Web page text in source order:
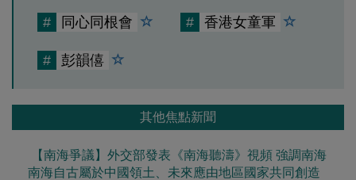
# 同心同根會 # 香港女童軍
# 彭韻僖
其他焦點新聞
【南海爭議】外交部發表《南海聽濤》視頻 強調南海
南海自古屬於中國領土、未來應由地區國家共同創造